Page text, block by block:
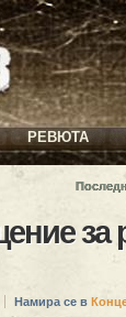
РЕВЮТА
за
Намира се в